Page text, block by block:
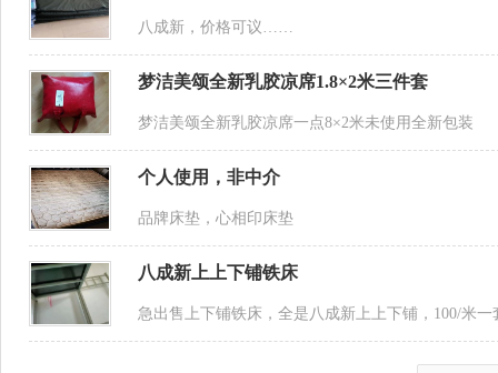
八成新，价格可议……
梦洁美颂全新乳胶凉席1.8×2米三件套
梦洁美颂全新乳胶凉席一点8×2米未使用全新包装
个人使用，非中介
品牌床垫，心相印床垫
八成新上上下铺铁床
急出售上下铺铁床，全是八成新上上下铺，100/米